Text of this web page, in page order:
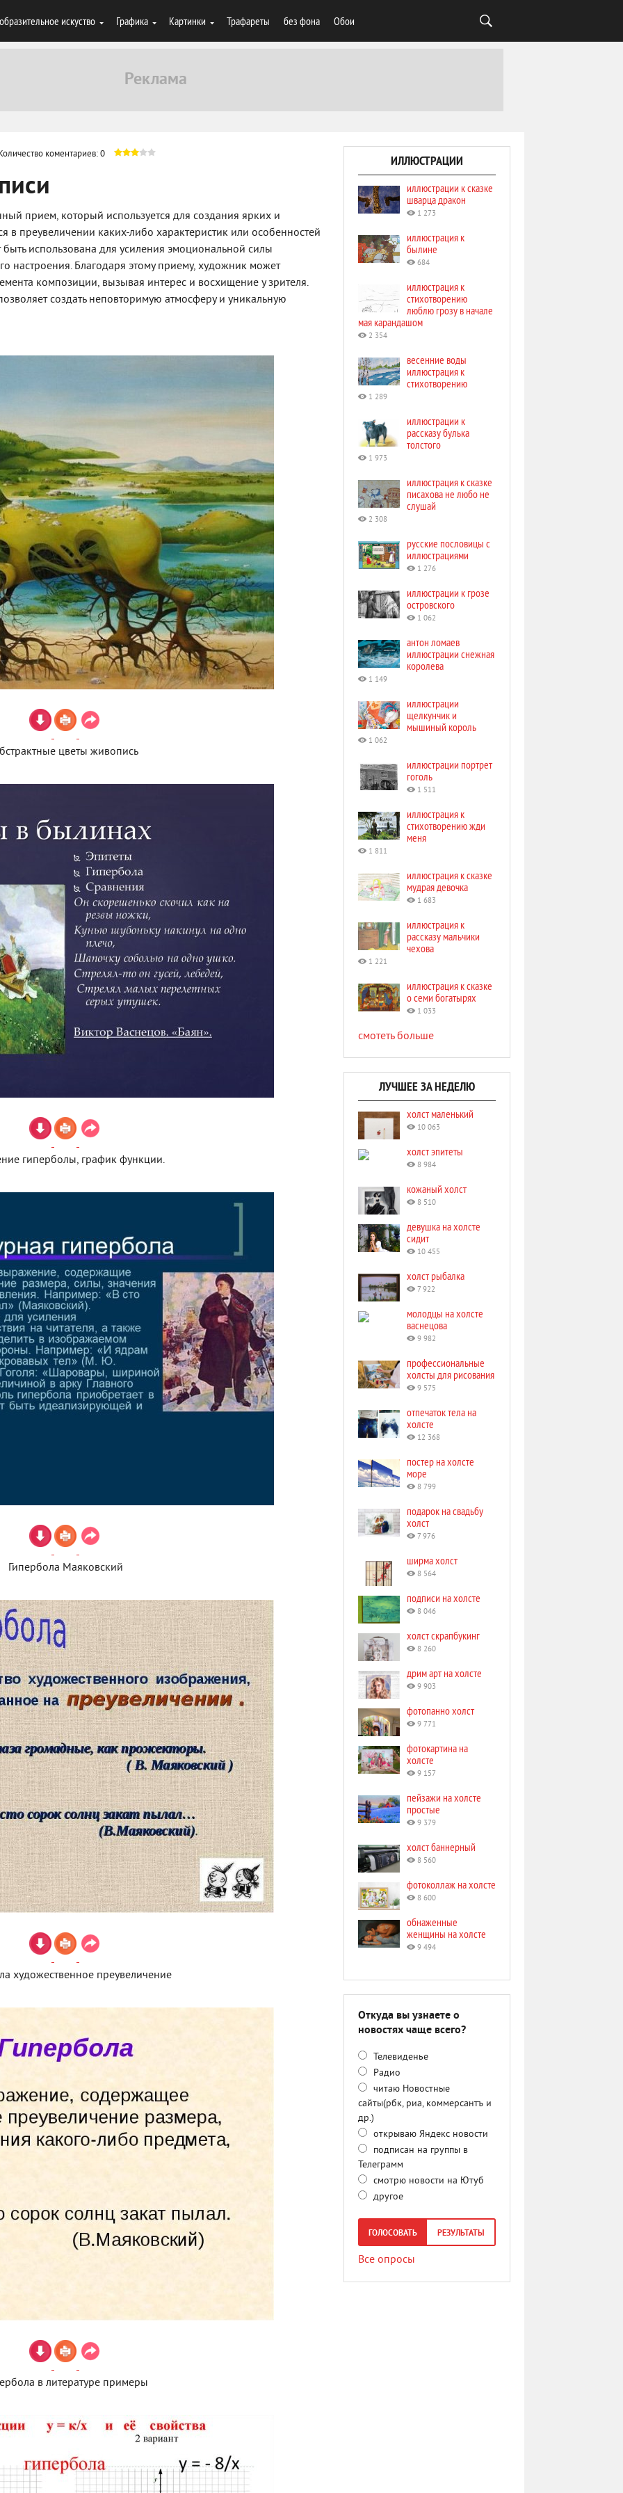
искуство Графика Картинки Трафареты без фона Обои
коментариев: 0
прием, который используется для создания ярких и
в преувеличении каких-либо характеристик или особенностей
использована для усиления эмоциональной силы
настроения. Благодаря этому приему, художник может
композиции, вызывая интерес и восхищение у зрителя.
создать неповторимую атмосферу и уникальную
цветы живопись
гиперболы, график функции.
Гипербола Маяковский
художественное преувеличение
в литературе примеры
ИЛЛЮСТРАЦИИ
иллюстрации к сказке
шварца дракон
1 273
иллюстрация к
былине
684
иллюстрация к
стихотворению
люблю грозу в начале
мая карандашом
2 354
весенние воды
иллюстрация к
стихотворению
1 289
иллюстрации к
рассказу булька
толстого
1 973
иллюстрация к сказке
писахова не любо не
слушай
2 308
русские пословицы с
иллюстрациями
1 276
иллюстрации к грозе
островского
1 062
антон ломаев
иллюстрации снежная
королева
1 149
иллюстрации
щелкунчик и
мышиный король
1 062
иллюстрации портрет
гоголь
1 511
иллюстрация к
стихотворению жди
меня
1 811
иллюстрация к сказке
мудрая девочка
1 683
иллюстрация к
рассказу мальчики
чехова
1 221
иллюстрация к сказке
о семи богатырях
1 033
смотеть больше
ЛУЧШЕЕ ЗА НЕДЕЛЮ
холст маленький
10 063
холст эпитеты
8 984
кожаный холст
8 510
девушка на холсте
сидит
10 455
холст рыбалка
7 922
молодцы на холсте
васнецова
9 982
профессиональные
холсты для рисования
9 575
отпечаток тела на
холсте
12 368
постер на холсте
море
8 799
подарок на свадьбу
холст
7 976
ширма холст
8 564
подписи на холсте
8 046
холст скрапбукинг
8 260
дрим арт на холсте
9 903
фотопанно холст
9 771
фотокартина на
холсте
9 157
пейзажи на холсте
простые
9 379
холст баннерный
8 560
фотоколлаж на холсте
8 600
обнаженные
женщины на холсте
9 494
Откуда вы узнаете о
новостях чаще всего?
Телевиденье
Радио
читаю Новостные
сайты(рбк, риа, коммерсантъ и
др.)
открываю Яндекс новости
подписан на группы в
Телеграмм
смотрю новости на Ютуб
другое
ГОЛОСОВАТЬ РЕЗУЛЬТАТЫ
Все опросы